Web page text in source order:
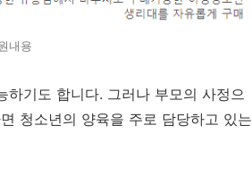
내용
기도 합니다. 그러나 부모의 사정으
청소년의 양육을 주로 담당하고 있는